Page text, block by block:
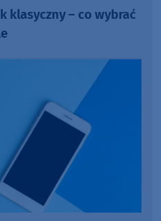
klasyczny – co wybrać